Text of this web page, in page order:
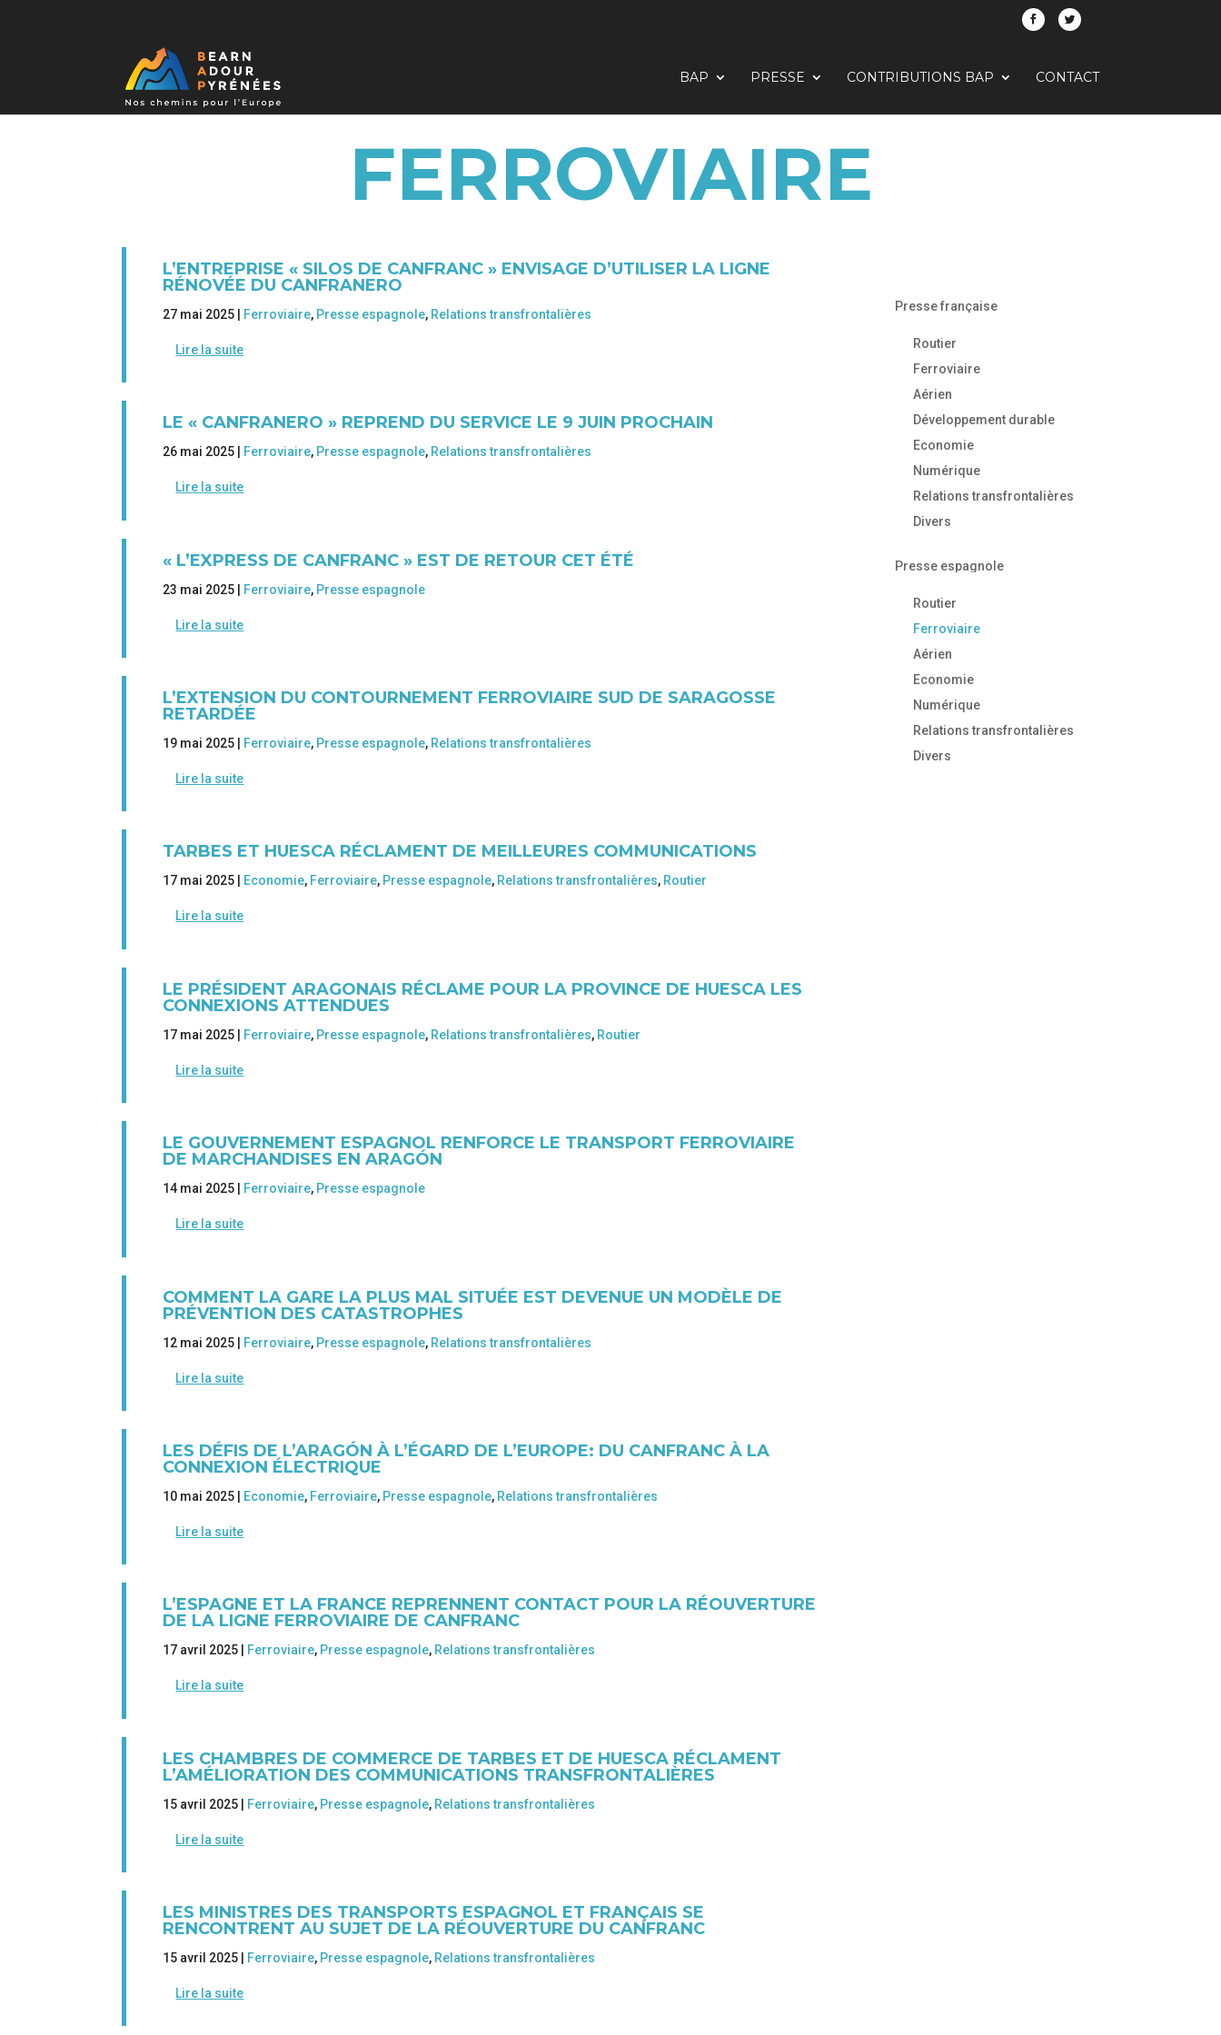
BAP PRESSE CONTRIBUTIONS BAP CONTACT
FERROVIAIRE
L’ENTREPRISE « SILOS DE CANFRANC » ENVISAGE D’UTILISER LA LIGNE
RÉNOVÉE DU CANFRANERO
27 mai 2025 | Ferroviaire, Presse espagnole, Relations transfrontalières
Lire la suite
LE « CANFRANERO » REPREND DU SERVICE LE 9 JUIN PROCHAIN
26 mai 2025 | Ferroviaire, Presse espagnole, Relations transfrontalières
Lire la suite
« L’EXPRESS DE CANFRANC » EST DE RETOUR CET ÉTÉ
23 mai 2025 | Ferroviaire, Presse espagnole
Lire la suite
L’EXTENSION DU CONTOURNEMENT FERROVIAIRE SUD DE SARAGOSSE
RETARDÉE
19 mai 2025 | Ferroviaire, Presse espagnole, Relations transfrontalières
Lire la suite
TARBES ET HUESCA RÉCLAMENT DE MEILLEURES COMMUNICATIONS
17 mai 2025 | Economie, Ferroviaire, Presse espagnole, Relations transfrontalières, Routier
Lire la suite
LE PRÉSIDENT ARAGONAIS RÉCLAME POUR LA PROVINCE DE HUESCA LES
CONNEXIONS ATTENDUES
17 mai 2025 | Ferroviaire, Presse espagnole, Relations transfrontalières, Routier
Lire la suite
LE GOUVERNEMENT ESPAGNOL RENFORCE LE TRANSPORT FERROVIAIRE
DE MARCHANDISES EN ARAGÓN
14 mai 2025 | Ferroviaire, Presse espagnole
Lire la suite
COMMENT LA GARE LA PLUS MAL SITUÉE EST DEVENUE UN MODÈLE DE
PRÉVENTION DES CATASTROPHES
12 mai 2025 | Ferroviaire, Presse espagnole, Relations transfrontalières
Lire la suite
LES DÉFIS DE L’ARAGÓN À L’ÉGARD DE L’EUROPE: DU CANFRANC À LA
CONNEXION ÉLECTRIQUE
10 mai 2025 | Economie, Ferroviaire, Presse espagnole, Relations transfrontalières
Lire la suite
L’ESPAGNE ET LA FRANCE REPRENNENT CONTACT POUR LA RÉOUVERTURE
DE LA LIGNE FERROVIAIRE DE CANFRANC
17 avril 2025 | Ferroviaire, Presse espagnole, Relations transfrontalières
Lire la suite
LES CHAMBRES DE COMMERCE DE TARBES ET DE HUESCA RÉCLAMENT
L’AMÉLIORATION DES COMMUNICATIONS TRANSFRONTALIÈRES
15 avril 2025 | Ferroviaire, Presse espagnole, Relations transfrontalières
Lire la suite
LES MINISTRES DES TRANSPORTS ESPAGNOL ET FRANÇAIS SE
RENCONTRENT AU SUJET DE LA RÉOUVERTURE DU CANFRANC
15 avril 2025 | Ferroviaire, Presse espagnole, Relations transfrontalières
Lire la suite
Presse française
Routier
Ferroviaire
Aérien
Développement durable
Economie
Numérique
Relations transfrontalières
Divers
Presse espagnole
Routier
Ferroviaire
Aérien
Economie
Numérique
Relations transfrontalières
Divers